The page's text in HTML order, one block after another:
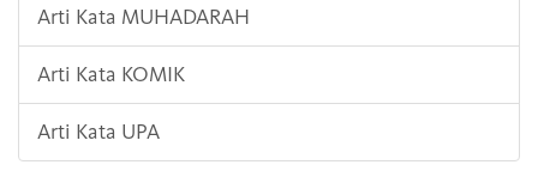
Arti Kata MUHADARAH
Arti Kata KOMIK
Arti Kata UPA